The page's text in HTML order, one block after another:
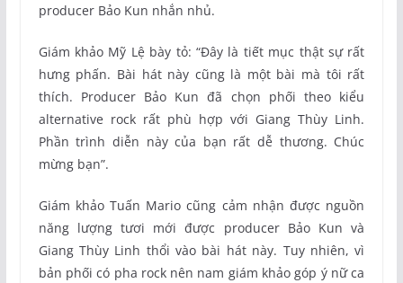
producer Bảo Kun nhắn nhủ.
Giám khảo Mỹ Lệ bày tỏ: “Đây là tiết mục thật sự rất
hưng phấn. Bài hát này cũng là một bài mà tôi rất
thích. Producer Bảo Kun đã chọn phối theo kiểu
alternative rock rất phù hợp với Giang Thùy Linh.
Phần trình diễn này của bạn rất dễ thương. Chúc
mừng bạn”.
Giám khảo Tuấn Mario cũng cảm nhận được nguồn
năng lượng tươi mới được producer Bảo Kun và
Giang Thùy Linh thổi vào bài hát này. Tuy nhiên, vì
bản phối có pha rock nên nam giám khảo góp ý nữ ca